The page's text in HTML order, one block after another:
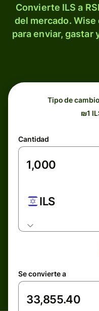
Convierte ILS a
del mercado.
para enviar, gastar
Tipo de
₪1
Cantidad
ILS
Se convierte a